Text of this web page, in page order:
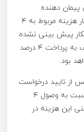
پیمان دهنده
(مقاطعه دهنده یا کارفرمای اصلی) و پیمانکار هزینه مربوط به ۴
پیش بینی نشده
باشد کارفرمای اصلی و مقاطعه دهنده مکلف به پرداخت ۴ درصد
بود.
از تایید درخواست
سختی کار کارگران در کمیته سختی کار نسبت به وصول ۴
این هزینه در